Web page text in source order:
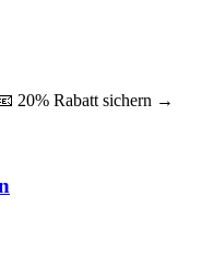
20% Rabatt sichern →